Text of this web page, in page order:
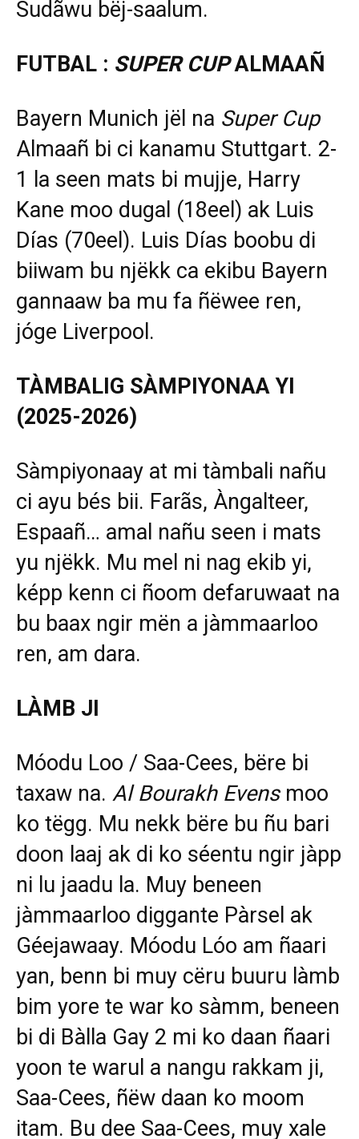
Sudãwu bëj-saalum.
FUTBAL : SUPER CUPALMAAÑ
Bayern Munich jël na Super Cup
Almaañ bi ci kanamu Stuttgart. 2-
1 la seen mats bi mujje, Harry
Kane moo dugal (18eel) ak Luis
Días (70eel). Luis Días boobu di
biiwam bu njëkk ca ekibu Bayern
gannaaw ba mu fa ñëwee ren,
jóge Liverpool.
TÀMBALIG SÀMPIYONAA YI
(2025-2026)
Sàmpiyonaay at mi tàmbali nañu
ci ayu bés bii. Farãs, Àngalteer,
Espaañ… amal nañu seen i mats
yu njëkk. Mu mel ni nag ekib yi,
képp kenn ci ñoom defaruwaat na
bu baax ngir mën a jàmmaarloo
ren, am dara.
LÀMB JI
Móodu Loo / Saa-Cees, bëre bi
taxaw na. Al Bourakh Evensmoo
ko tëgg. Mu nekk bëre bu ñu bari
doon laaj ak di ko séentu ngir jàpp
ni lu jaadu la. Muy beneen
jàmmaarloo diggante Pàrsel ak
Géejawaay. Móodu Lóo am ñaari
yan, benn bi muy cëru buuru làmb
bim yore te war ko sàmm, beneen
bi di Bàlla Gay 2 mi ko daan ñaari
yoon te warul a nangu rakkam ji,
Saa-Cees, ñëw daan ko moom
itam. Bu dee Saa-Cees, muy xale